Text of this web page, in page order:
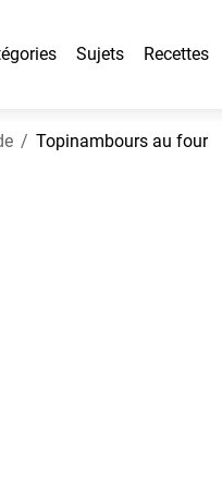
Sujets Recettes
Topinambours au four